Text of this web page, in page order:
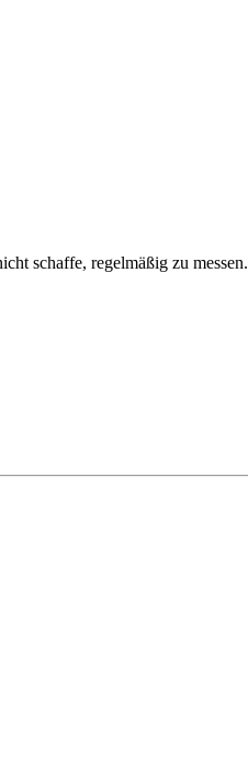
schaffe, regelmäßig zu messen.